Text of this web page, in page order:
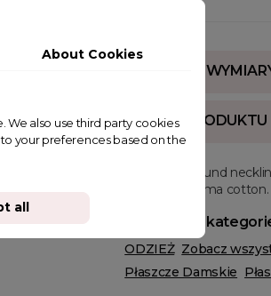
SKŁAD I
OPIS PRODUKTU
Regular fit, round
long staple pima cotton.
Powiązane
ODZIEŻ Zobacz
Płaszcze Damskie
About Cookies
We also use third party cookies
your preferences based on the
all